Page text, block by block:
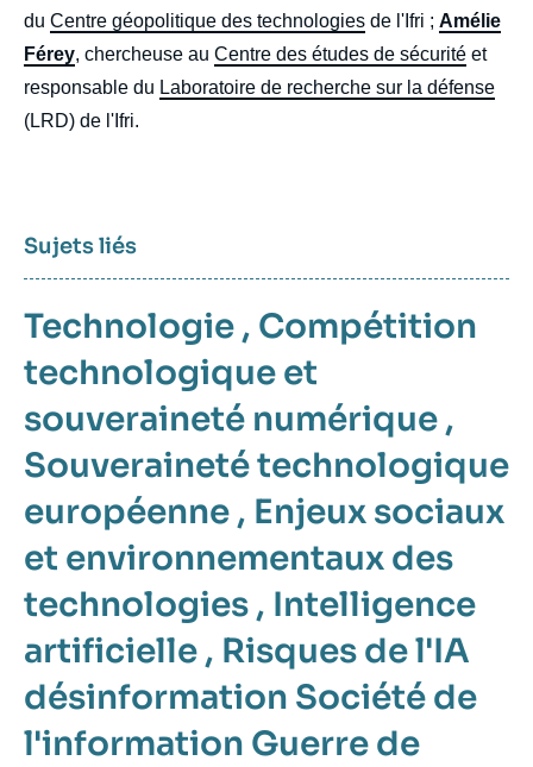
du Centre géopolitique des technologies de l'Ifri ; Amélie
Férey, chercheuse au Centre des études de sécurité et
responsable du Laboratoire de recherche sur la défense
(LRD) de l'Ifri.
Sujets liés
Technologie , Compétition
technologique et
souveraineté numérique ,
Souveraineté technologique
européenne , Enjeux sociaux
et environnementaux des
technologies , Intelligence
artificielle , Risques de l'IA
désinformation Société de
l'information Guerre de